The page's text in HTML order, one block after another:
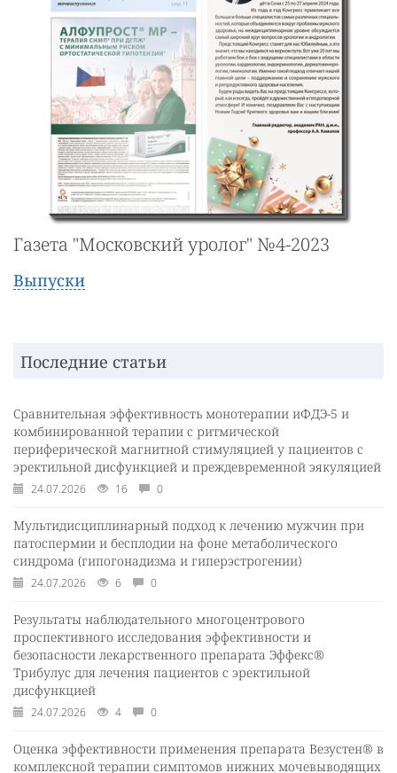
Газета "Московский уролог" №4-2023
Выпуски
Последние статьи
Сравнительная эффективность монотерапии иФДЭ-5 и
комбинированной терапии с ритмической
периферической магнитной стимуляцией у пациентов с
эректильной дисфункцией и преждевременной эякуляцией
24.07.2026 16 0
Мультидисциплинарный подход к лечению мужчин при
патоспермии и бесплодии на фоне метаболического
синдрома (гипогонадизма и гиперэстрогении)
24.07.2026 6 0
Результаты наблюдательного многоцентрового
проспективного исследования эффективности и
безопасности лекарственного препарата Эффекс®
Трибулус для лечения пациентов с эректильной
дисфункцией
24.07.2026 4 0
Оценка эффективности применения препарата Везустен® в
комплексной терапии симптомов нижних мочевыводящих